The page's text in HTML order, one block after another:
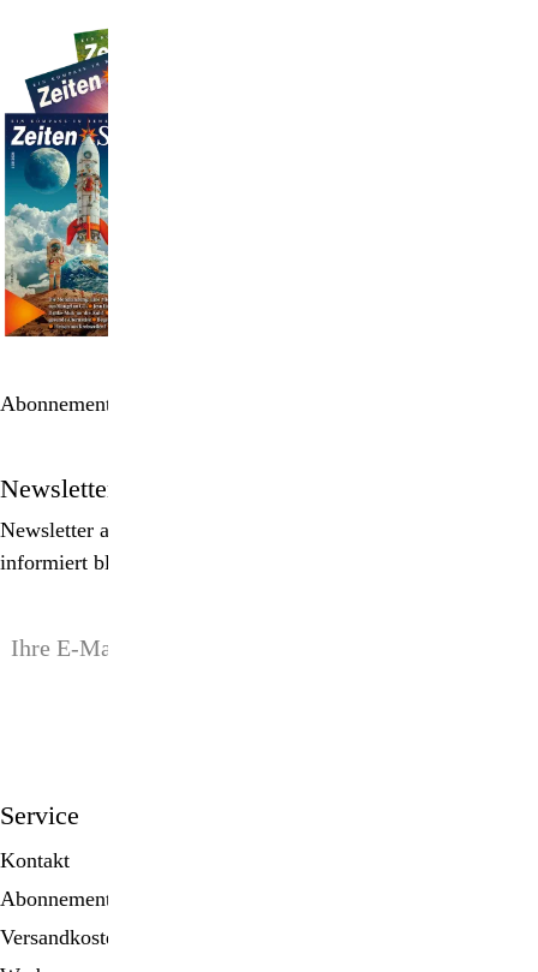
Abonnement bestellen
Newsletter
Newsletter abonnieren, Spezialangebote erhalten und
informiert bleiben!
Service
Kontakt
Abonnement
Versandkosten